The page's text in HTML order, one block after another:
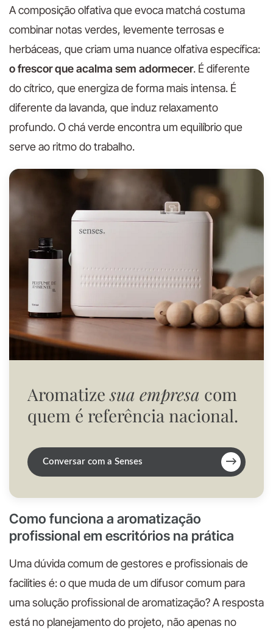
A composição olfativa que evoca matchá costuma
combinar notas verdes, levemente terrosas e
herbáceas, que criam uma nuance olfativa específica:
o frescor que acalma sem adormecer. É diferente
do cítrico, que energiza de forma mais intensa. É
diferente da lavanda, que induz relaxamento
profundo. O chá verde encontra um equilíbrio que
serve ao ritmo do trabalho.
Aromatizesua empresa com
quem é referência nacional.
Conversar com a Senses →
Como funciona a aromatização
profissional em escritórios na prática
Uma dúvida comum de gestores e profissionais de
facilities é: o que muda de um difusor comum para
uma solução profissional de aromatização? A resposta
está no planejamento do projeto, não apenas no